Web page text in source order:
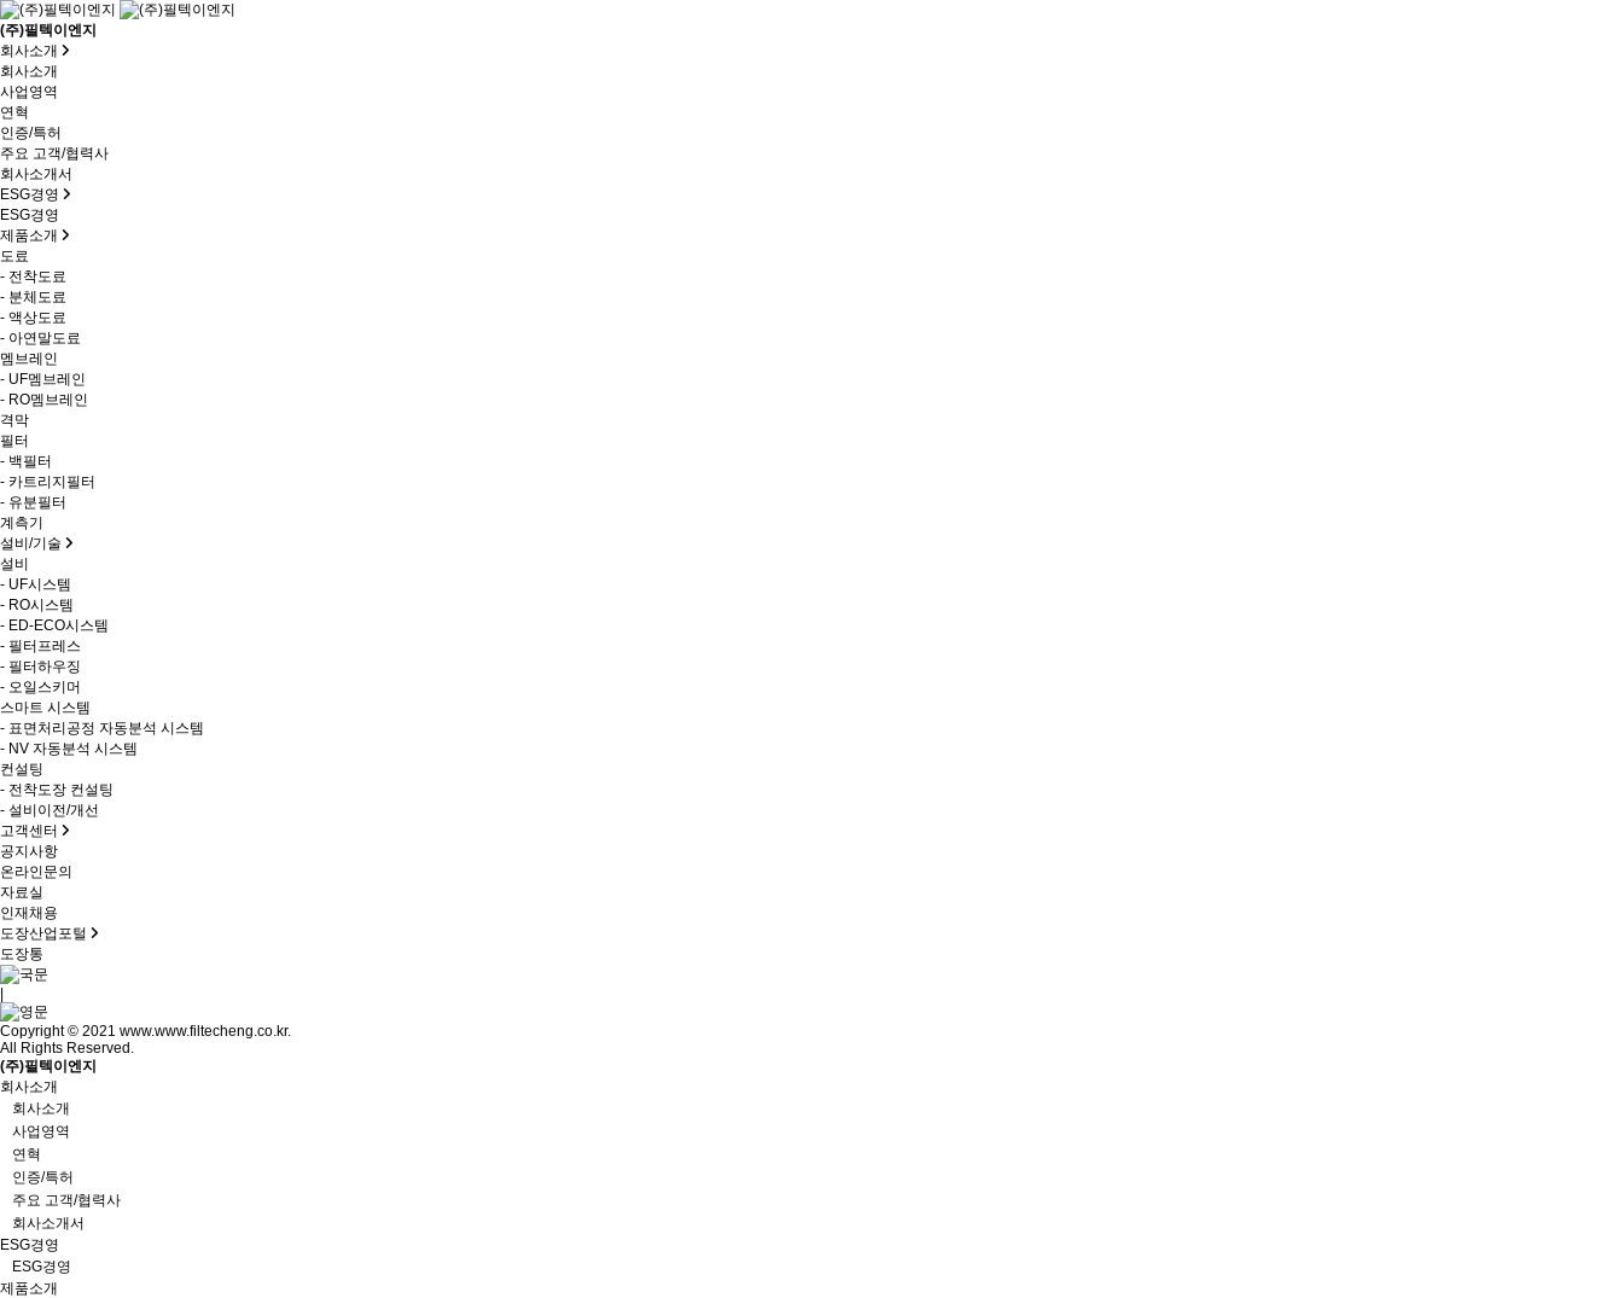
(주)필텍이엔지
회사소개
회사소개
사업영역
연혁
인증/특허
주요 고객/협력사
회사소개서
ESG경영
ESG경영
제품소개
도료
- 전착도료
- 분체도료
- 액상도료
- 아연말도료
멤브레인
- UF멤브레인
- RO멤브레인
격막
필터
- 백필터
- 카트리지필터
- 유분필터
계측기
설비/기술
설비
- UF시스템
- RO시스템
- ED-ECO시스템
- 필터프레스
- 필터하우징
- 오일스키머
스마트 시스템
- 표면처리공정 자동분석 시스템
- NV 자동분석 시스템
컨설팅
- 전착도장 컨설팅
- 설비이전/개선
고객센터
공지사항
온라인문의
자료실
인재채용
도장산업포털
도장통
Copyright © 2021 www.www.filtecheng.co.kr.
All Rights Reserved.
(주)필텍이엔지
회사소개
회사소개
사업영역
연혁
인증/특허
주요 고객/협력사
회사소개서
ESG경영
ESG경영
제품소개